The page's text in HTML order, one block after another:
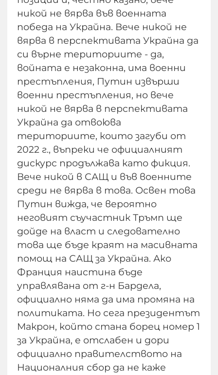
никой не вярва във военната
победа на Украйна. Вече никой не
вярва в перспективата Украйна да
си върне териториите - да,
войната е незаконна, има военни
престъпления, Путин извърши
военни престъпления, но вече
никой не вярва в перспективата
Украйна да отвоюва
териториите, които загуби от
2022 г., въпреки че официалният
дискурс продължава като фикция.
Вече никой в САЩ и във военните
среди не вярва в това. Освен това
Путин вижда, че вероятно
неговият съучастник Тръмп ще
дойде на власт и следователно
това ще бъде краят на масивната
помощ на САЩ за Украйна. Ако
Франция наистина бъде
управлявана от г-н Бардела,
официално няма да има промяна на
политиката. Но сега президентът
Макрон, който стана борец номер 1
за Украйна, е отслабен и дори
официално правителството на
Националния сбор да не каже